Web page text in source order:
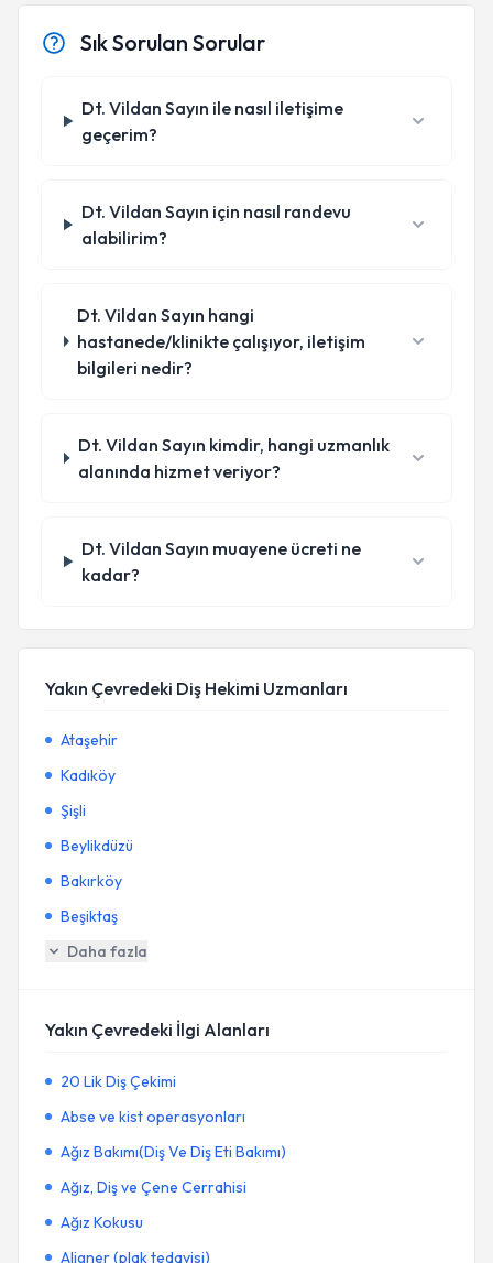
Sık Sorulan Sorular
Dt. Vildan Sayın ile nasıl iletişime
geçerim?
Dt. Vildan Sayın için nasıl randevu
alabilirim?
Dt. Vildan Sayın hangi
hastanede/klinikte çalışıyor, iletişim
bilgileri nedir?
Dt. Vildan Sayın kimdir, hangi uzmanlık
alanında hizmet veriyor?
Dt. Vildan Sayın muayene ücreti ne
kadar?
Yakın Çevredeki Diş Hekimi Uzmanları
Ataşehir
Kadıköy
Şişli
Beylikdüzü
Bakırköy
Beşiktaş
Daha fazla
Yakın Çevredeki İlgi Alanları
20 Lik Diş Çekimi
Abse ve kist operasyonları
Ağız Bakımı(Diş Ve Diş Eti Bakımı)
Ağız, Diş ve Çene Cerrahisi
Ağız Kokusu
Aligner (plak tedavisi)